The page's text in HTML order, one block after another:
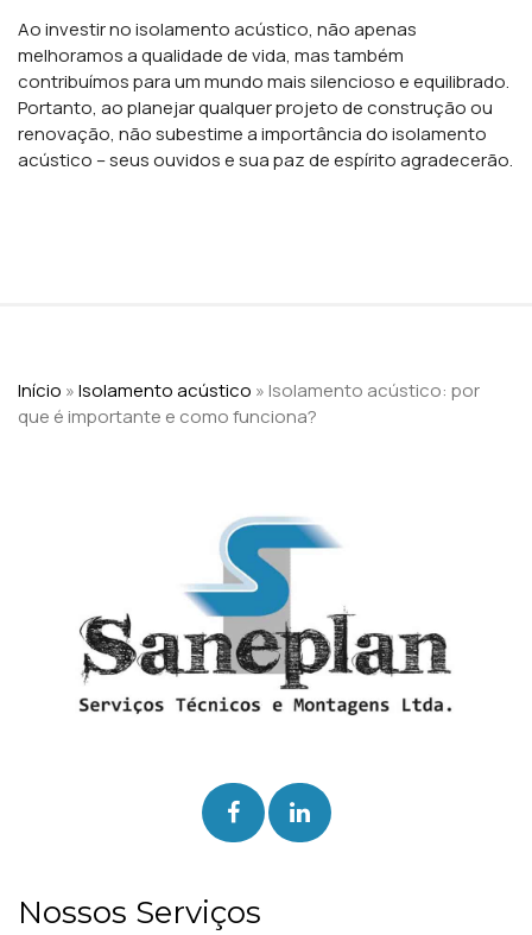
Ao investir no isolamento acústico, não apenas
melhoramos a qualidade de vida, mas também
contribuímos para um mundo mais silencioso e equilibrado.
Portanto, ao planejar qualquer projeto de construção ou
renovação, não subestime a importância do isolamento
acústico – seus ouvidos e sua paz de espírito agradecerão.
Início »Isolamento acústico »Isolamento acústico: por
que é importante e como funciona?
Nossos Serviços